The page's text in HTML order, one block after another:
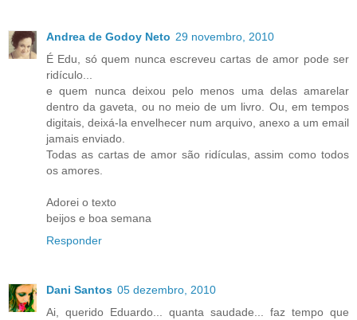
Andrea de Godoy Neto 29 novembro, 2010
É Edu, só quem nunca escreveu cartas de amor pode ser
ridículo...
e quem nunca deixou pelo menos uma delas amarelar
dentro da gaveta, ou no meio de um livro. Ou, em tempos
digitais, deixá-la envelhecer num arquivo, anexo a um email
jamais enviado.
Todas as cartas de amor são ridículas, assim como todos
os amores.
Adorei o texto
beijos e boa semana
Responder
Dani Santos 05 dezembro, 2010
Ai, querido Eduardo... quanta saudade... faz tempo que